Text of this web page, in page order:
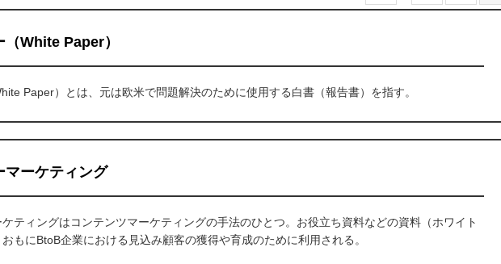
White Paper）
Paper）とは、元は欧米で問題解決のために使用する白書（報告書）を指す。
マーケティング
ティングはコンテンツマーケティングの手法のひとつ。お役立ち資料などの資料（ホワイト
もにBtoB企業における見込み顧客の獲得や育成のために利用される。